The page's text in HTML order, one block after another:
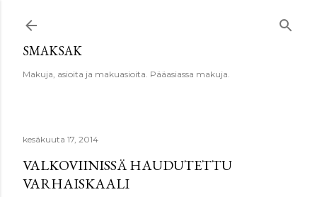
SMAKSAK
Makuja, asioita ja makuasioita. Pääasiassa makuja.
kesäkuuta 17, 2014
VALKOVIINISSÄ HAUDUTETTU
VARHAISKAALI